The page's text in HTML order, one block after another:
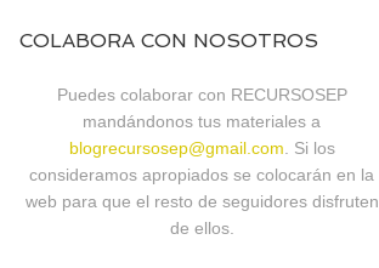
COLABORA CON NOSOTROS
Puedes colaborar con RECURSOSEP
mandándonos tus materiales a
blogrecursosep@gmail.com . Si los
consideramos apropiados se colocarán en la
web para que el resto de seguidores disfruten
de ellos.